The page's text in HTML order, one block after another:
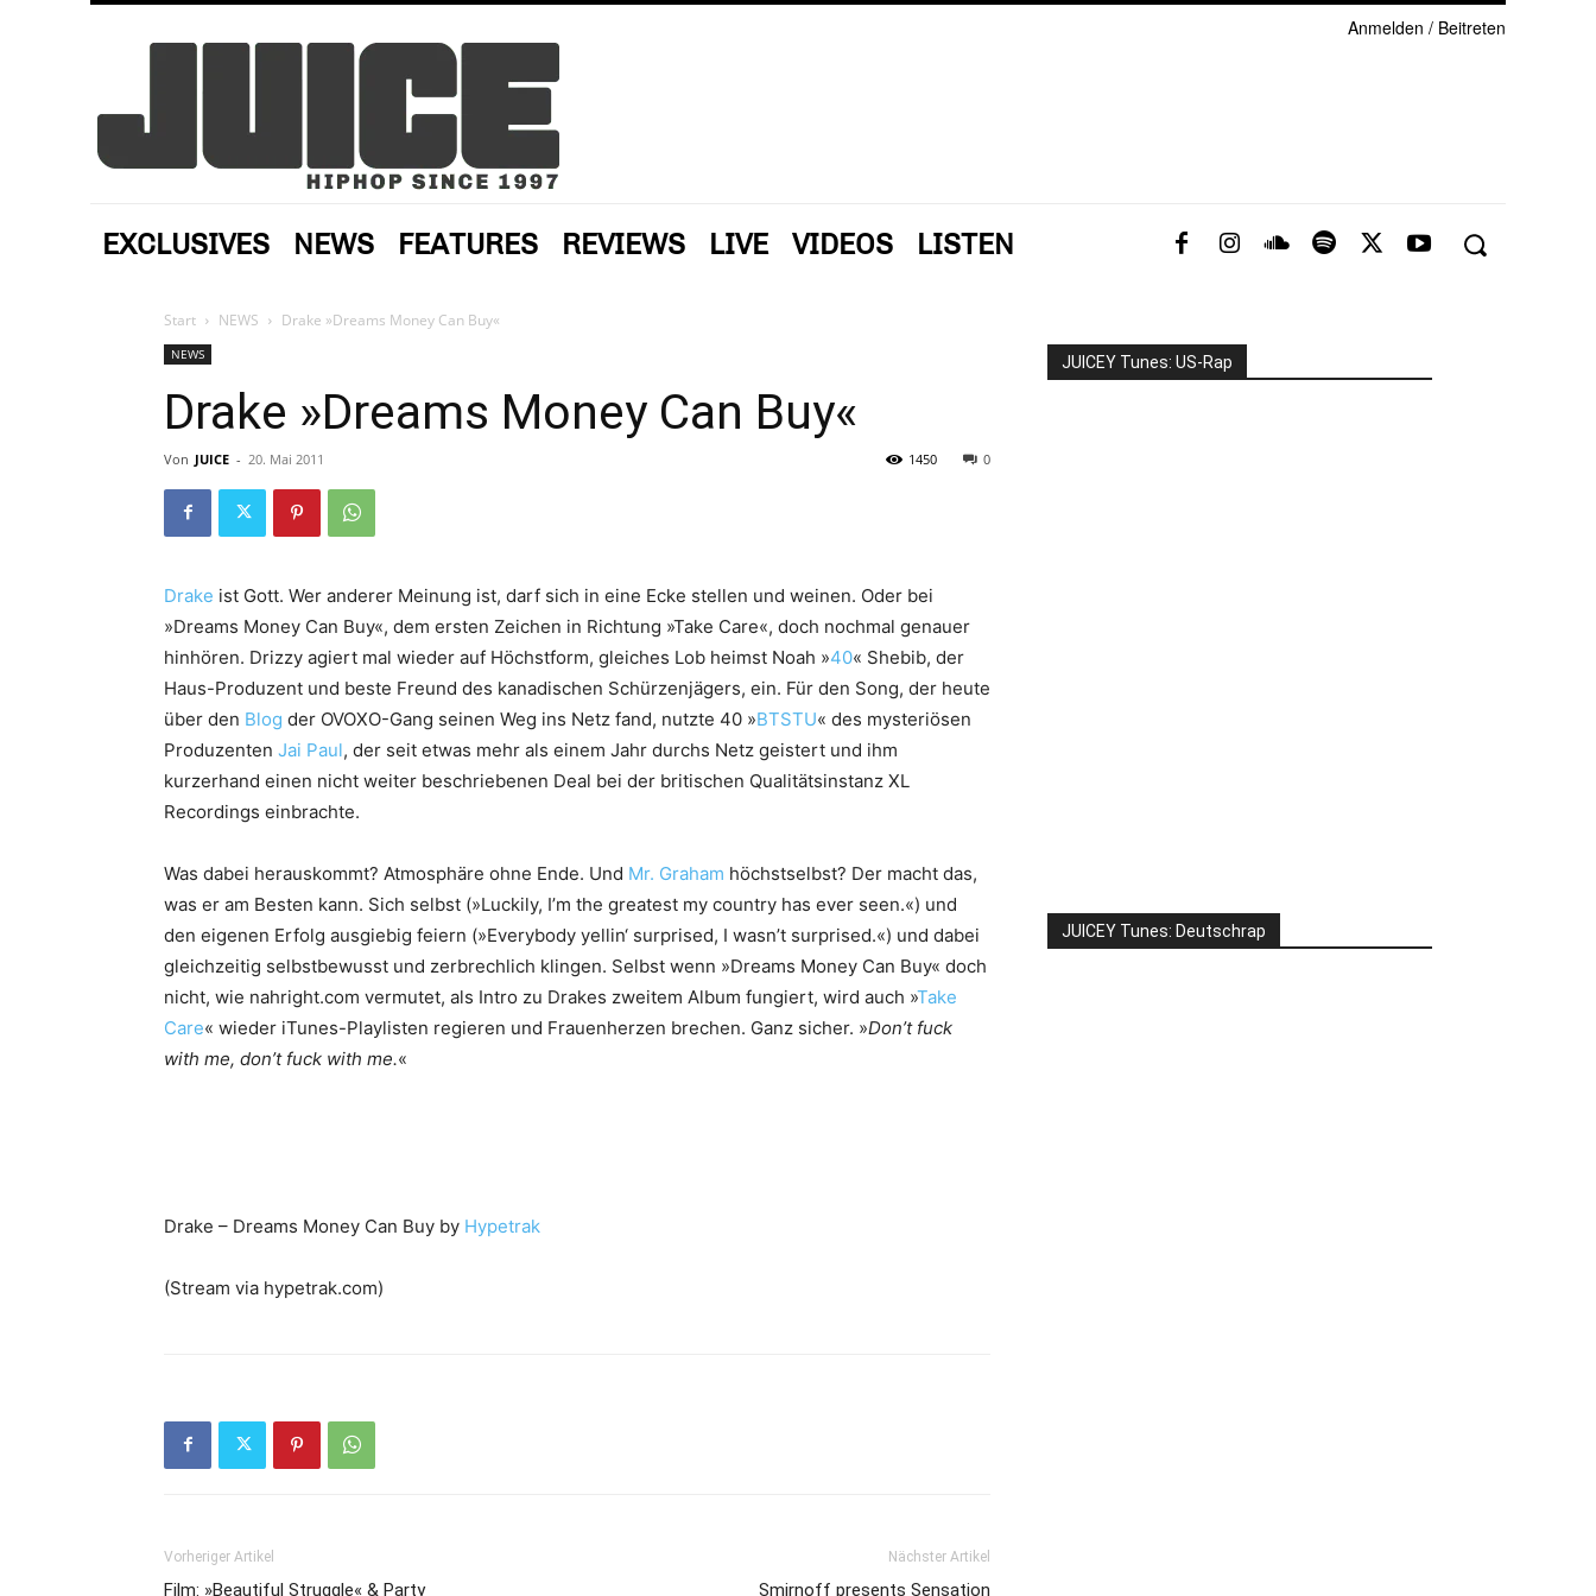
Anmelden / Beitreten
EXCLUSIVES NEWS FEATURES REVIEWS LIVE VIDEOS LISTEN
Start NEWS Drake »Dreams Money Can Buy«
NEWS
Drake »Dreams Money Can Buy«
Von JUICE - 20. Mai 2011 0
1450
Drake ist Gott. Wer anderer Meinung ist, darf sich in eine Ecke stellen und weinen. Oder bei
»Dreams Money Can Buy«, dem ersten Zeichen in Richtung »Take Care«, doch nochmal genauer
hinhören. Drizzy agiert mal wieder auf Höchstform, gleiches Lob heimst Noah »40« Shebib, der
Haus-Produzent und beste Freund des kanadischen Schürzenjägers, ein. Für den Song, der heute
über den Blog der OVOXO-Gang seinen Weg ins Netz fand, nutzte 40 »BTSTU« des mysteriösen
Produzenten Jai Paul, der seit etwas mehr als einem Jahr durchs Netz geistert und ihm
kurzerhand einen nicht weiter beschriebenen Deal bei der britischen Qualitätsinstanz XL
Recordings einbrachte.
Was dabei herauskommt? Atmosphäre ohne Ende. Und Mr. Graham höchstselbst? Der macht das,
was er am Besten kann. Sich selbst (»Luckily, I’m the greatest my country has ever seen.«) und
den eigenen Erfolg ausgiebig feiern (»Everybody yellin‘ surprised, I wasn’t surprised.«) und dabei
gleichzeitig selbstbewusst und zerbrechlich klingen. Selbst wenn »Dreams Money Can Buy« doch
nicht, wie nahright.com vermutet, als Intro zu Drakes zweitem Album fungiert, wird auch »Take
Care« wieder iTunes-Playlisten regieren und Frauenherzen brechen. Ganz sicher. »Don’t fuck
with me, don’t fuck with me.«
Drake – Dreams Money Can Buy by Hypetrak
(Stream via hypetrak.com)
Vorheriger Artikel
Film: »Beautiful Struggle« & Party
Nächster Artikel
Smirnoff presents Sensation
JUICEY Tunes: US-Rap
JUICEY Tunes: Deutschrap